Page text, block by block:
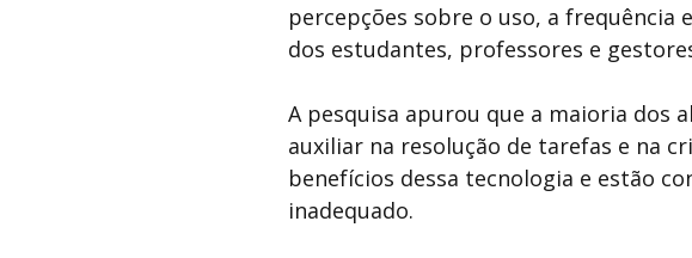
percepções sobre o uso, a frequência
dos estudantes, professores e
A pesquisa apurou que a maioria dos
auxiliar na resolução de tarefas e na
benefícios dessa tecnologia e estão
inadequado.